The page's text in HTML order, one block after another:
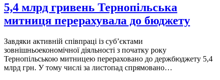
5,4 млрд гривень Тернопільська
митниця перерахувала до бюджету
Завдяки активній співпраці із суб’єктами
зовнішньоекономічної діяльності з початку року
Тернопільською митницею перераховано до держбюджету 5,4
млрд грн. У тому числі за листопад спрямовано…